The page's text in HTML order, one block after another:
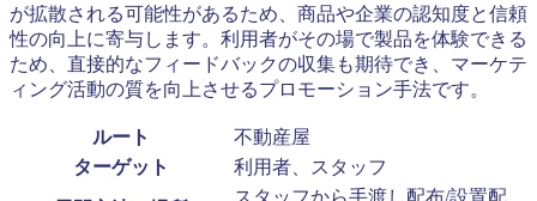
が拡散される可能性があるため、商品や企業の認知度と信頼
性の向上に寄与します。利用者がその場で製品を体験できる
ため、直接的なフィードバックの収集も期待でき、マーケテ
ィング活動の質を向上させるプロモーション手法です。
ルート
不動産屋
ターゲット
利用者、スタッフ
スタッフから手渡し配布/設置配